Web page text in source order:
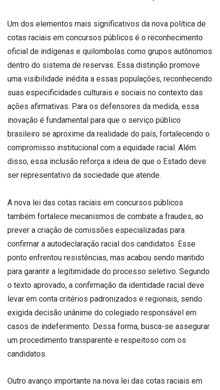
Um dos elementos mais significativos da nova política de
cotas raciais em concursos públicos é o reconhecimento
oficial de indígenas e quilombolas como grupos autônomos
dentro do sistema de reservas. Essa distinção promove
uma visibilidade inédita a essas populações, reconhecendo
suas especificidades culturais e sociais no contexto das
ações afirmativas. Para os defensores da medida, essa
inovação é fundamental para que o serviço público
brasileiro se aproxime da realidade do país, fortalecendo o
compromisso institucional com a equidade racial. Além
disso, essa inclusão reforça a ideia de que o Estado deve
ser representativo da sociedade que atende.
A nova lei das cotas raciais em concursos públicos
também fortalece mecanismos de combate a fraudes, ao
prever a criação de comissões especializadas para
confirmar a autodeclaração racial dos candidatos. Esse
ponto enfrentou resistências, mas acabou sendo mantido
para garantir a legitimidade do processo seletivo. Segundo
o texto aprovado, a confirmação da identidade racial deve
levar em conta critérios padronizados e regionais, sendo
exigida decisão unânime do colegiado responsável em
casos de indeferimento. Dessa forma, busca-se assegurar
um procedimento transparente e respeitoso com os
candidatos.
Outro avanço importante na nova lei das cotas raciais em